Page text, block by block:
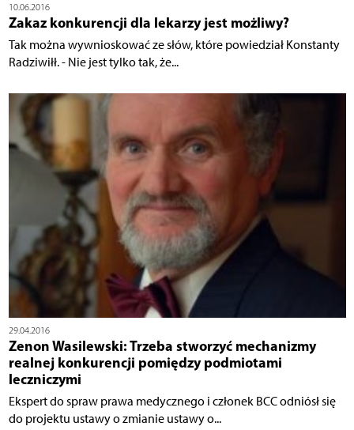
10.06.2016
Zakaz konkurencji dla lekarzy jest możliwy?
Tak można wywnioskować ze słów, które powiedział Konstanty
Radziwiłł. - Nie jest tylko tak, że...
29.04.2016
Zenon Wasilewski: Trzeba stworzyć mechanizmy
realnej konkurencji pomiędzy podmiotami
leczniczymi
Ekspert do spraw prawa medycznego i członek BCC odniósł się
do projektu ustawy o zmianie ustawy o...